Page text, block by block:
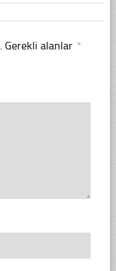
Gerekli alanlar *